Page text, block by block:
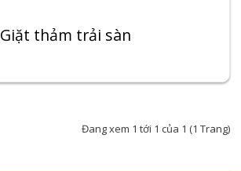
Giặt thảm trải sàn
Đang xem 1 tới 1 của 1 (1 Trang)